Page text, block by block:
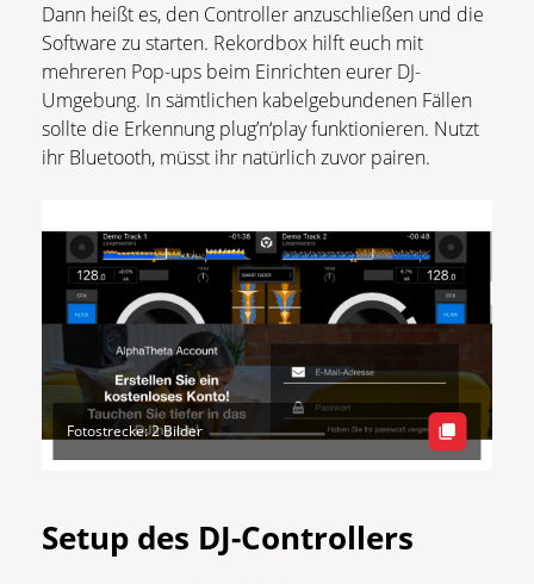
Dann heißt es, den Controller anzuschließen und die
Software zu starten. Rekordbox hilft euch mit
mehreren Pop-ups beim Einrichten eurer DJ-
Umgebung. In sämtlichen kabelgebundenen Fällen
sollte die Erkennung plug’n‘play funktionieren. Nutzt
ihr Bluetooth, müsst ihr natürlich zuvor pairen.
Fotostrecke: 2 Bilder
Setup des DJ-Controllers